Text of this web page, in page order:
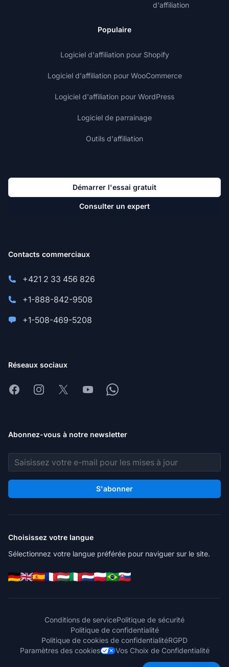
d'affiliation
Populaire
Logiciel d'affiliation pour Shopify
Logiciel d'affiliation pour WooCommerce
Logiciel d'affiliation pour WordPress
Logiciel de parrainage
Outils d'affiliation
Démarrer l'essai gratuit
Consulter un expert
Contacts commerciaux
+421 2 33 456 826
+1-888-842-9508
+1-508-469-5208
Réseaux sociaux
FacebookInstagram
X YoutubeWhatsapp
Abonnez-vous à notre newsletter
Adresse e-mail
S'abonner
Choisissez votre langue
Sélectionnez votre langue préférée pour naviguer sur le site.
Conditions de servicePolitique de sécurité
Politique de confidentialité
Politique de cookies de confidentialitéRGPD
Paramètres des cookies
Vos Choix de Confidentialité